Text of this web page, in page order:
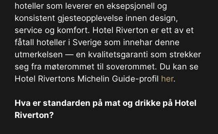
hoteller som leverer en eksepsjonell og
konsistent gjesteopplevelse innen design,
service og komfort. Hotel Riverton er ett av et
fåtall hoteller i Sverige som innehar denne
utmerkelsen — en kvalitetsgaranti som strekker
seg fra møterommet til soverommet. Du kan se
Hotel Rivertons Michelin Guide-profil her.
Hva er standarden på mat og drikke på Hotel
Riverton?